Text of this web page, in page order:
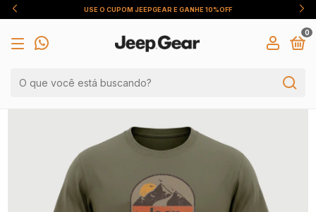
USE O CUPOM JEEPGEAR E GANHE 10%OFF
0